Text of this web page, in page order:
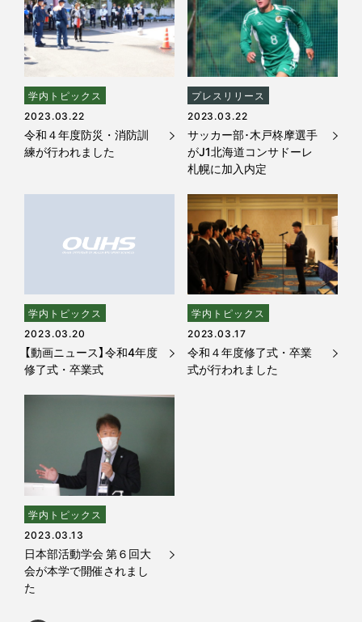
学内トピックス
2023.03.22
令和４年度防災・消防訓
練が行われました
プレスリリース
2023.03.22
サッカー部･木戸柊摩選手
がJ1北海道コンサドーレ
札幌に加入内定
学内トピックス
2023.03.20
【動画ニュース】令和4年度
修了式・卒業式
学内トピックス
2023.03.17
令和４年度修了式・卒業
式が行われました
学内トピックス
2023.03.13
日本部活動学会 第６回大
会が本学で開催されまし
た